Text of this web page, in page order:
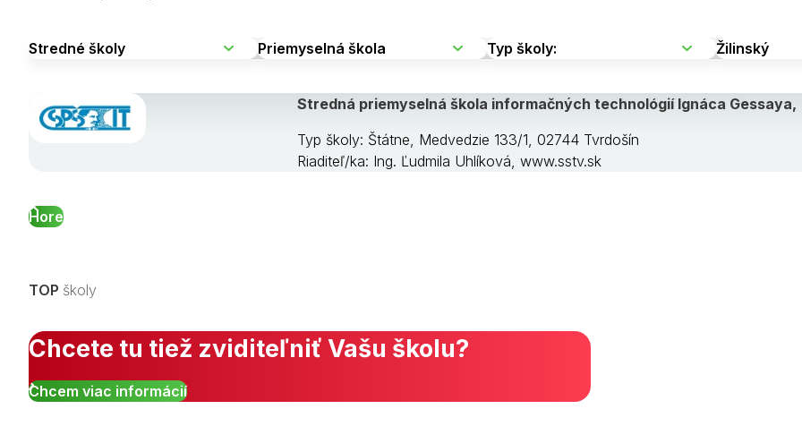
Stredná priemyselná škola informačných technológií Ignáca Gessaya,
Typ školy: Štátne, Medvedzie 133/1, 02744 Tvrdošín
Riaditeľ/ka: Ing. Ľudmila Uhlíková, www.sstv.sk
Hore
TOP školy
Chcete tu tiež zviditeľniť Vašu školu?
Chcem viac informácií